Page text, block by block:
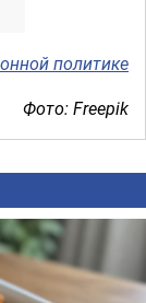
политике
Фото: Freepik